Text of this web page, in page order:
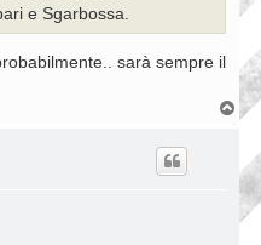
e Sgarbossa.
sarà sempre il
o